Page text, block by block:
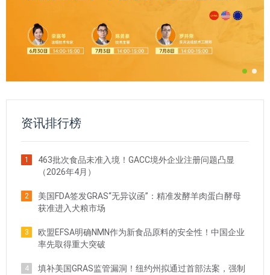
资讯排行榜
1
463批次食品未准入境！GACC境外企业注册问题凸显
（2026年4月）
2
美国FDA签发GRAS“无异议函”：精准发酵羊肉蛋白酵母
获准进入犬粮市场
3
欧盟EFSA明确NMN作为新食品原料的安全性！中国企业
率先取得重大突破
4
填补美国GRAS监管漏洞！纽约州拟通过首部法案，强制